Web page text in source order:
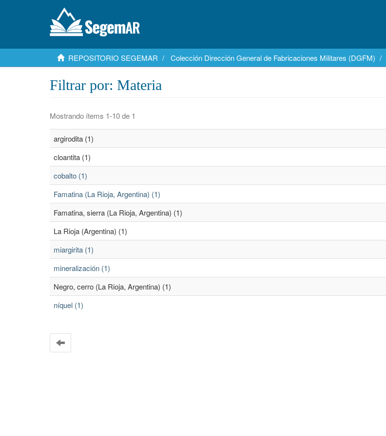
REPOSITORIO SEGEMAR Colección Dirección General de Fabricaciones Militares (DGFM)
Filtrar por: Materia
Mostrando ítems 1-10 de 1
argirodita (1)
cloantita (1)
cobalto (1)
Famatina (La Rioja, Argentina) (1)
Famatina, sierra (La Rioja, Argentina) (1)
La Rioja (Argentina) (1)
miargirita (1)
mineralización (1)
Negro, cerro (La Rioja, Argentina) (1)
níquel (1)